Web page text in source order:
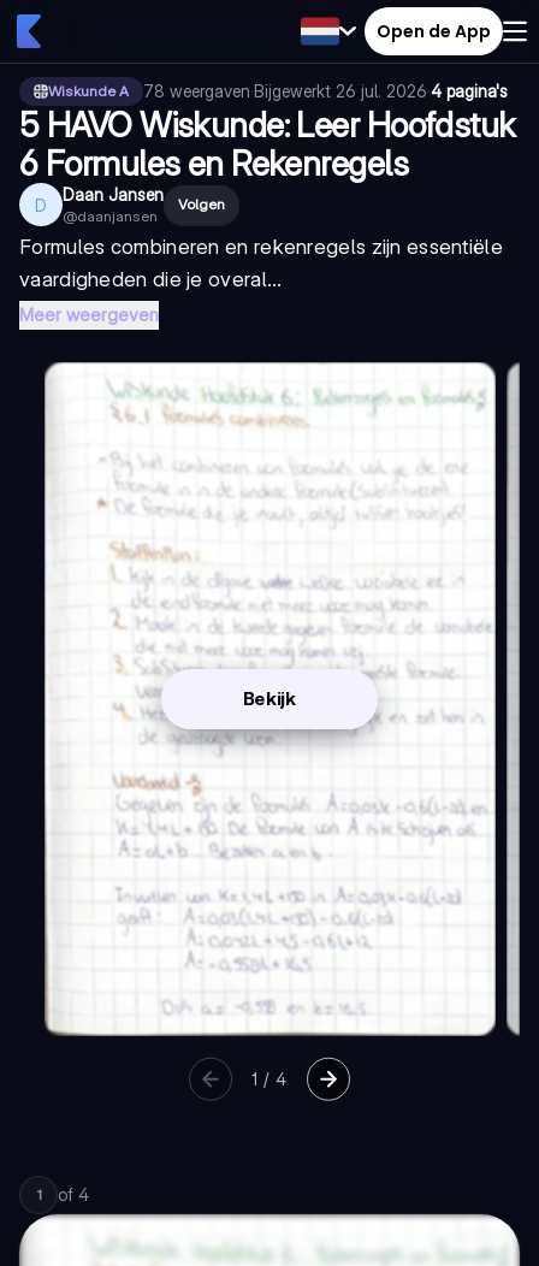
Open de App
Wiskunde A 78 weergaven·Bijgewerkt 26 jul. 2026·4 pagina's
5 HAVO Wiskunde: Leer Hoofdstuk
6 Formules en Rekenregels
D Daan Jansen
@daanjansen
Volgen
Formules combineren en rekenregels zijn essentiële
vaardigheden die je overal...
Meer weergeven
Bekijk
1 /4
1 of 4